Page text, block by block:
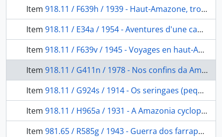
Item 918.11 / F639h / 1939 - Haut-Amazone, trois français chez les indiens réducteurs de tetes
Item 918.11 / E34a / 1954 - Aventures d'une camera en Amazonie (In der gruner Holle)
Item 918.11 / F639v / 1945 - Voyages en haut-Amazone. Trois français chez les indiens reducteurs de tetês
Item 918.11 / G411n / 1978 - Nos confins da Amazonia
Item 918.11 / G924s / 1914 - Os seringaes (pequenas notas)
Item 918.11 / H965a / 1931 - A Amazonia cyclopica
Item 981.65 / R585g / 1943 - Guerra dos farrapos: ordens do dia do general Barão de Caxias, 1942-45.